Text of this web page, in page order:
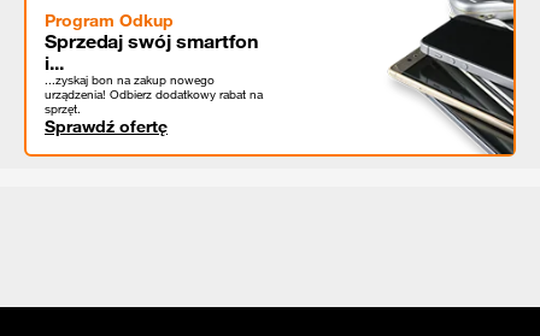
Program Odkup
Sprzedaj swój smartfon
i...
...zyskaj bon na zakup nowego
urządzenia! Odbierz dodatkowy rabat na
sprzęt.
Sprawdź ofertę